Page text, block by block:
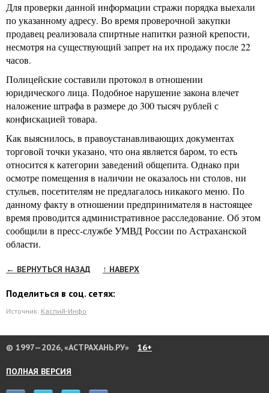
Для проверки данной информации стражи порядка выехали
по указанному адресу. Во время проверочной закупки
продавец реализовала спиртные напитки разной крепости,
несмотря на существующий запрет на их продажу после 22
часов.
Полицейские составили протокол в отношении
юридического лица. Подобное нарушение закона влечет
наложение штрафа в размере до 300 тысяч рублей с
конфискацией товара.
Как выяснилось, в правоустанавливающих документах
торговой точки указано, что она является баром, то есть
относится к категории заведений общепита. Однако при
осмотре помещения в наличии не оказалось ни столов, ни
стульев, посетителям не предлагалось никакого меню. По
данному факту в отношении предпринимателя в настоящее
время проводится административное расследование. Об этом
сообщили в пресс-службе УМВД России по Астраханской
области.
← ВЕРНУТЬСЯ НАЗАД ↑ НАВЕРХ
Поделиться в соц. сетях:
Источник: Каспий-Инфо
© 1997—2026, «АСТРАХАНЬ.РУ» 16+
ПОЛНАЯ ВЕРСИЯ